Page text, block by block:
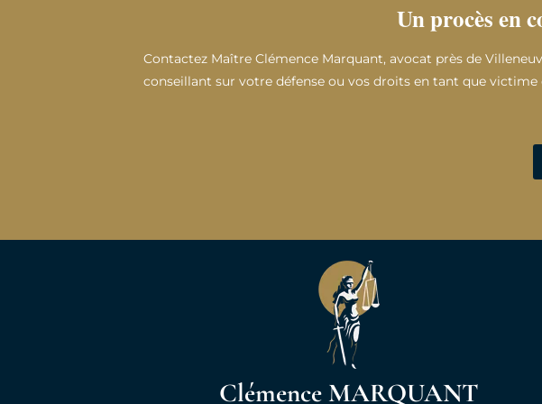
Un procès en
Contactez Maître Clémence Marquant, avocat près de
conseillant sur votre défense ou vos droits en tant que victime
Clémence MARQUANT
Maître Marquant est très professionnelle, compréhensive, efficace
et rassurante. Une assistance de haute qualité et une réactivité
exemplaire. Satisfaction sur toute la ligne.